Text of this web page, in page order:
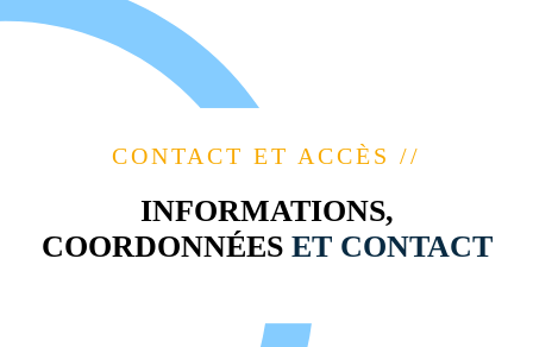
CONTACT ET ACCÈS //
INFORMATIONS,
COORDONNÉES ET CONTACT